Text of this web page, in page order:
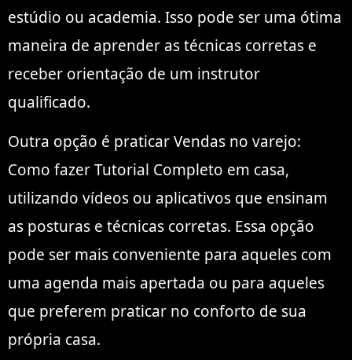
estúdio ou academia. Isso pode ser uma ótima
maneira de aprender as técnicas corretas e
receber orientação de um instrutor
qualificado.
Outra opção é praticar Vendas no varejo:
Como fazer Tutorial Completo em casa,
utilizando vídeos ou aplicativos que ensinam
as posturas e técnicas corretas. Essa opção
pode ser mais conveniente para aqueles com
uma agenda mais apertada ou para aqueles
que preferem praticar no conforto de sua
própria casa.